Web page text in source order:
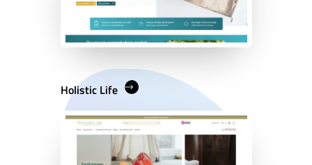
Holistic Life